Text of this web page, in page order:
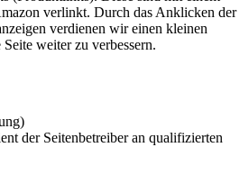
verlinkt. Durch das Anklicken der
verdienen wir einen kleinen
weiter zu verbessern.
der Seitenbetreiber an qualifizierten